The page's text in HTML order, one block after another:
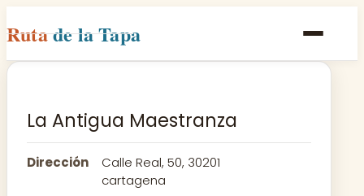
Rutade la Tapa
Inicio
Rutas
La Antigua Maestranza
Dirección
Calle Real, 50, 30201
cartagena